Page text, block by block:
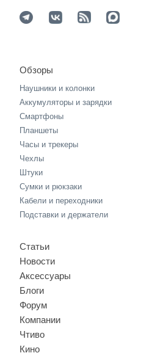
Обзоры
Наушники и колонки
Аккумуляторы и зарядки
Смартфоны
Планшеты
Часы и трекеры
Чехлы
Штуки
Сумки и рюкзаки
Кабели и переходники
Подставки и держатели
Статьи
Новости
Аксессуары
Блоги
Форум
Компании
Чтиво
Кино